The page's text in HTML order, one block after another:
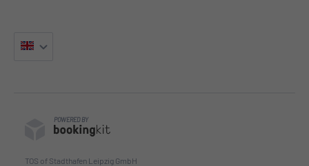
POWERED BY
TOS of Stadthafen Leipzig GmbH